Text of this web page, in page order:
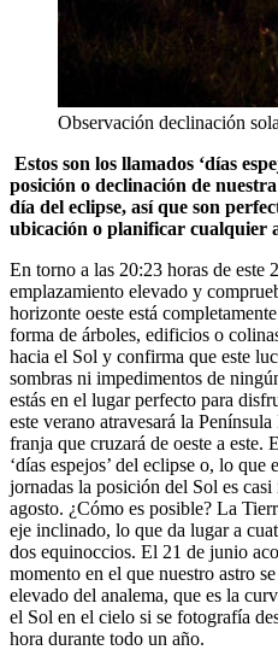
Observación declinación
Estos son los llamados ‘días
posición o declinación de
día del eclipse, así que son
ubicación o planificar cualquier
En torno a las 20:23 horas de este
emplazamiento elevado y
horizonte oeste está
forma de árboles, edificios o
hacia el Sol y confirma que este
sombras ni impedimentos de
estás en el lugar perfecto para
este verano atravesará la
franja que cruzará de oeste a este.
‘días espejos’ del eclipse o, lo que
jornadas la posición del Sol es
agosto. ¿Cómo es posible? La
eje inclinado, lo que da lugar a
dos equinoccios. El 21 de junio
momento en el que nuestro astro
elevado del analema, que es la
el Sol en el cielo si se fotografía
hora durante todo un año.